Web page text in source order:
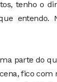
tenho o
entendo.
parte do
fico